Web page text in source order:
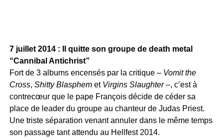
7 juillet 2014 : Il quitte son groupe de death metal
“Cannibal Antichrist”
Fort de 3 albums encensés par la critique – Vomit the
Cross, Shitty Blasphemet Virgins Slaughter–, c’est à
contrecœur que le pape François décide de céder sa
place de leader du groupe au chanteur de Judas Priest.
Une triste séparation venant annuler dans le même temps
son passage tant attendu au Hellfest 2014.